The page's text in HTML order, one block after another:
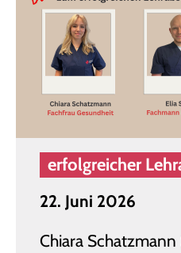
erfolgreicher
22. Juni 2026
Chiara Schatzmann